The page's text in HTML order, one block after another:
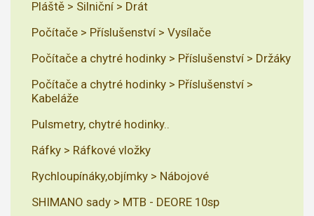
Pláště > Silniční > Drát
Počítače > Příslušenství > Vysílače
Počítače a chytré hodinky > Příslušenství > Držáky
Počítače a chytré hodinky > Příslušenství >
Kabeláže
Pulsmetry, chytré hodinky..
Ráfky > Ráfkové vložky
Rychloupínáky,objímky > Nábojové
SHIMANO sady > MTB - DEORE 10sp